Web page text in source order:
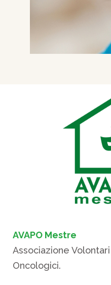
AVAPO Mestre
Associazione
Oncologici.